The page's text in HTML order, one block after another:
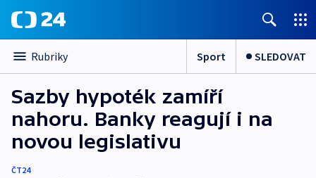
Rubriky Sport SLEDOVAT
Sazby hypoték zamíří
nahoru. Banky reagují i na
novou legislativu
ČT24